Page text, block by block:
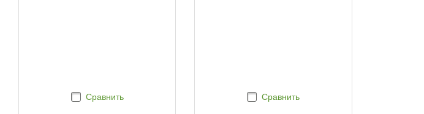
Сравнить Сравнить